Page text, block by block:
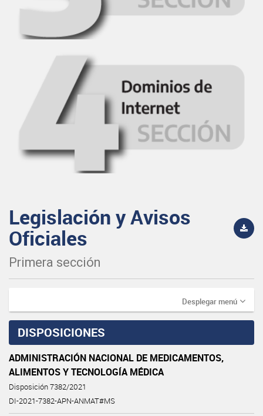
Legislación y Avisos
Oficiales
Primera sección
Desplegar menú
DISPOSICIONES
ADMINISTRACIÓN NACIONAL DE MEDICAMENTOS,
ALIMENTOS Y TECNOLOGÍA MÉDICA
Disposición 7382/2021
DI-2021-7382-APN-ANMAT#MS